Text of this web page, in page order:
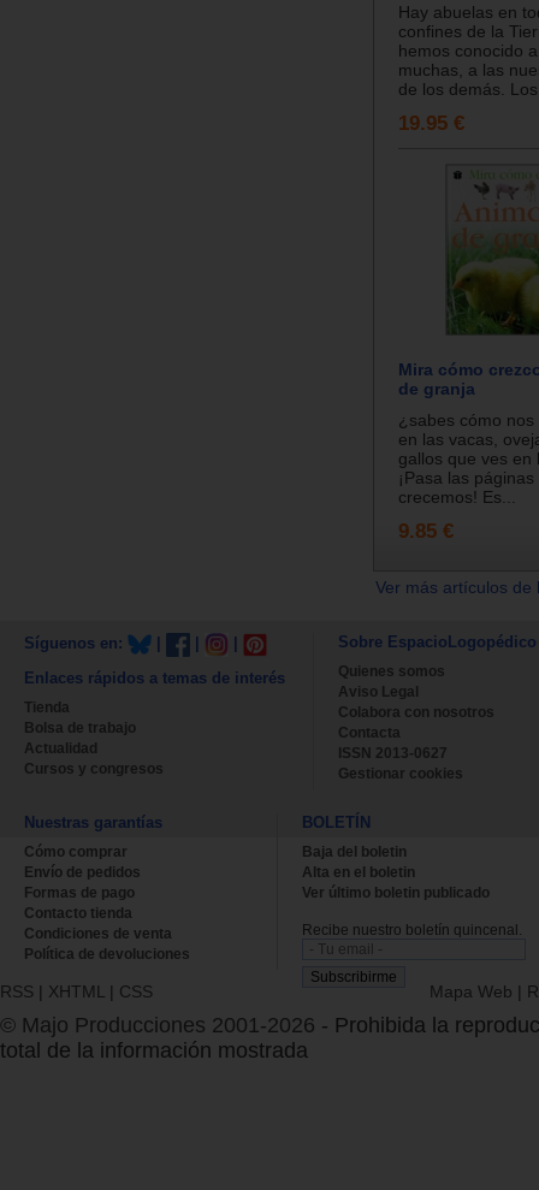
Hay abuelas en
confines de la
hemos conocido
muchas, a las
de los demás.
19.95 €
Mira cómo
de granja
¿sabes cómo
en las vacas,
gallos que ves en
¡Pasa las
crecemos! Es...
9.85 €
Ver más artículos
Síguenos en:
Enlaces rápidos a temas de interés
Tienda
Bolsa de trabajo
Actualidad
Cursos y congresos
Sobre EspacioLogopédico
Quienes somos
Aviso Legal
Colabora con nosotros
Contacta
ISSN 2013-0627
Gestionar cookies
Nuestras garantías
Cómo comprar
Envío de pedidos
Formas de pago
Contacto tienda
Condiciones de venta
Política de devoluciones
BOLETÍN
Baja del boletin
Alta en el boletin
Ver último boletin publicado
Recibe nuestro boletín quincenal.
RSS | XHTML | CSS Mapa Web |
© Majo Producciones 2001-2026 - Prohibida la
total de la información mostrada